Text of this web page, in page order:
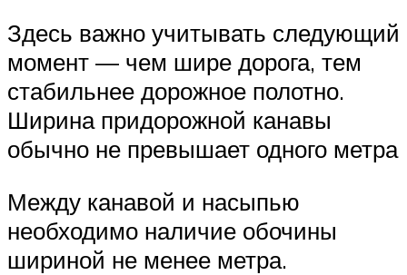
Здесь важно учитывать следующий
момент — чем шире дорога, тем
стабильнее дорожное полотно.
Ширина придорожной канавы
обычно не превышает одного метра
Между канавой и насыпью
необходимо наличие обочины
шириной не менее метра.